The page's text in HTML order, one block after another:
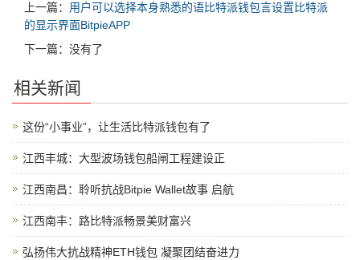
上一篇： 用户可以选择本身熟悉的语比特派钱包言设置比特派
的显示界面BitpieAPP
下一篇：没有了
相关新闻
这份“小事业”，让生活比特派钱包有了
江西丰城：大型波场钱包船闸工程建设正
江西南昌：聆听抗战Bitpie Wallet故事 启航
江西南丰：路比特派畅景美财富兴
弘扬伟大抗战精神ETH钱包 凝聚团结奋进力